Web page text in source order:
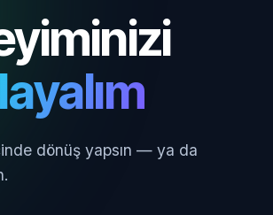
dönüş yapsın — ya da